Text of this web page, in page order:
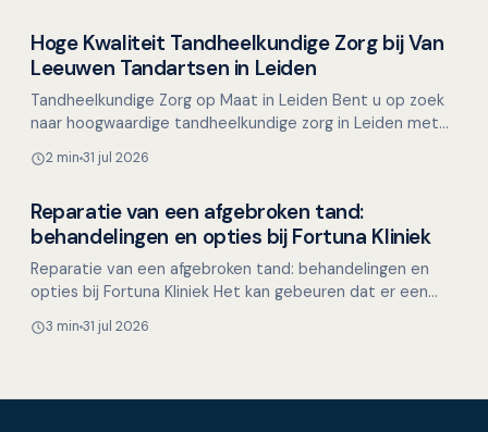
Overig nieuws
Hoge Kwaliteit Tandheelkundige Zorg bij Van
Leeuwen Tandartsen in Leiden
Tandheelkundige Zorg op Maat in Leiden Bent u op zoek
naar hoogwaardige tandheelkundige zorg in Leiden met
2 min 31 jul 2026
Overig nieuws
Reparatie van een afgebroken tand:
behandelingen en opties bij Fortuna Kliniek
Reparatie van een afgebroken tand: behandelingen en
opties bij Fortuna Kliniek Het kan gebeuren dat er een
3 min 31 jul 2026